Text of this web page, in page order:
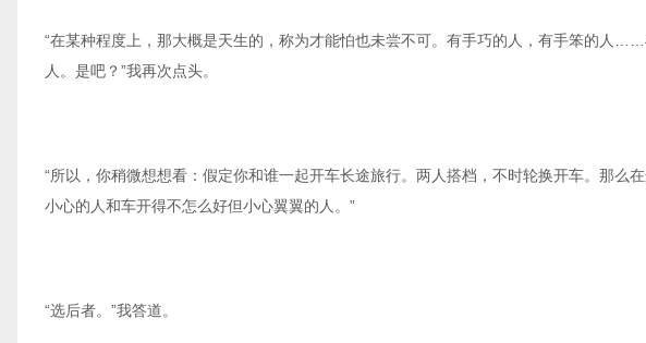
“在某种程度上，那大概是天生的，称为才能怕也未尝不可。有手巧的人，有手笨的人
人。是吧？”我再次点头。
“所以，你稍微想想看：假定你和谁一起开车长途旅行。两人搭档，不时轮换开车。那
小心的人和车开得不怎么好但小心翼翼的人。”
“选后者。”我答道。